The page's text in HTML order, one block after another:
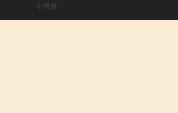
小男孩